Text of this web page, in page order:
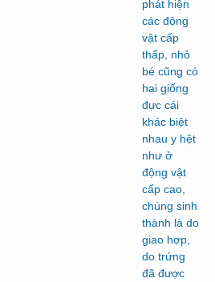
phát hiện
các động
vật cấp
thấp, nhỏ
bé cũng có
hai giống
đực cái
khác biệt
nhau y hệt
như ở
động vật
cấp cao,
chúng sinh
thành là do
giao hợp,
do trứng
đã được